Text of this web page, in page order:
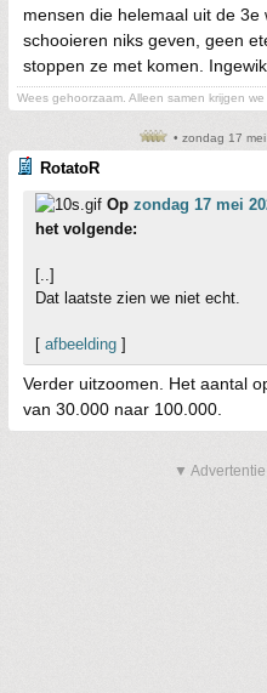
mensen die helemaal uit de
schooieren niks geven, geen
stoppen ze met komen.
Wees gehoorzaam. Alleen samen krijgen we
• zondag 17
RotatoR
Op zondag 17 mei
het volgende:
[..]
Dat laatste zien we niet echt.
[ afbeelding ]
Verder uitzoomen. Het aantal
van 30.000 naar 100.000.
▼